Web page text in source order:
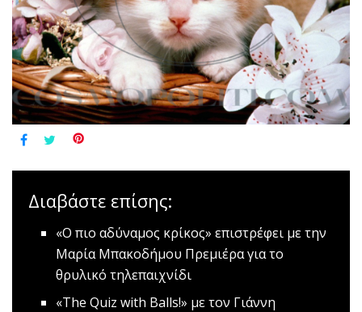
Διαβάστε επίσης:
«Ο πιο αδύναμος κρίκος» επιστρέφει με την
Μαρία Μπακοδήμου Πρεμιέρα για το
θρυλικό τηλεπαιχνίδι
«The Quiz with Balls!» με τον Γιάννη